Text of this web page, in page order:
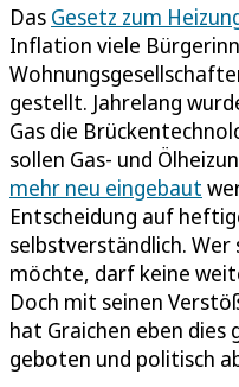
Das Gesetz zum
Inflation viele
gestellt. Jahrelang
Gas die
sollen Gas- und
mehr neu eingebaut
Entscheidung auf
selbstverständlich.
möchte, darf keine
Doch mit seinen
hat Graichen eben dies
geboten und politisch